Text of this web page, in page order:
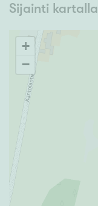
Sijainti kartalla
+
−